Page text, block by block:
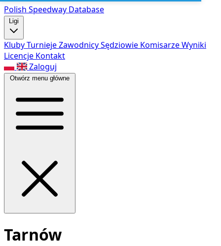
Polish Speedway Database
Ligi
KlubyTurniejeZawodnicySędziowie KomisarzeWyniki
Licencje Kontakt
Zaloguj
Otwórz menu główne
Tarnów